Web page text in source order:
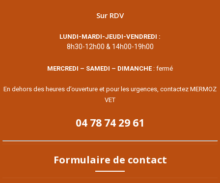
Sur RDV
LUNDI-MARDI-JEUDI-VENDREDI :
8h30-12h00 & 14h00-19h00
MERCREDI – SAMEDI – DIMANCHE : fermé
En dehors des heures d’ouverture et pour les urgences, contactez MERMOZ
VET
04 78 74 29 61
Formulaire de contact